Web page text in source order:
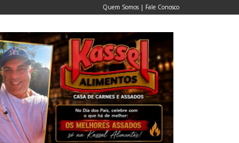
Quem Somos | Fale Conosco